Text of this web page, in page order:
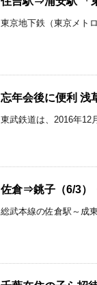
東京地下鉄（東京メト
忘年会後に便利 浅
東武鉄道は、2016年12
佐倉⇒銚子（6/3）
総武本線の佐倉駅～成